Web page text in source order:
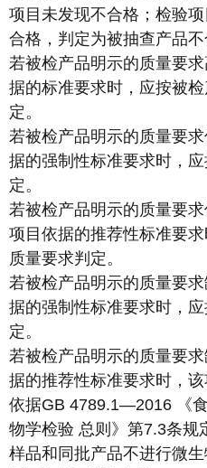
项目未发现不合格；检验
合格，判定为被抽查产品不
若被检产品明示的质量要
据的标准要求时，应按被
定。
若被检产品明示的质量要
据的强制性标准要求时，
定。
若被检产品明示的质量要
项目依据的推荐性标准要
质量要求判定。
若被检产品明示的质量要
据的强制性标准要求时，
定。
若被检产品明示的质量要
据的推荐性标准要求时，该
依据GB 4789.1—2016 《
物学检验 总则》第7.3条规
样品和同批产品不进行微